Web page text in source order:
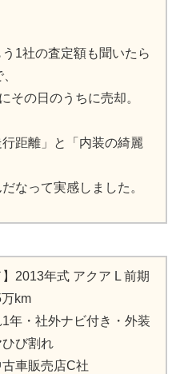
1社の査定額も聞いたら
その日のうちに売却。
行距離」と「内装の綺麗
なって実感しました。
】2013年式 アクア L 前期
万km
1年・社外ナビ付き・外装
び割れ
古車販売店C社